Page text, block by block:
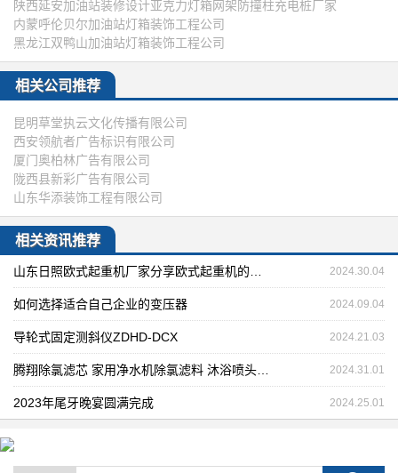
陕西延安加油站装修设计亚克力灯箱网架防撞柱充电桩厂家
内蒙呼伦贝尔加油站灯箱装饰工程公司
黑龙江双鸭山加油站灯箱装饰工程公司
相关公司推荐
昆明草堂执云文化传播有限公司
西安领航者广告标识有限公司
厦门奥柏林广告有限公司
陇西县新彩广告有限公司
山东华添装饰工程有限公司
相关资讯推荐
2024.30.04
如何选择适合自己企业的变压器 2024.09.04
导轮式固定测斜仪ZDHD-DCX 2024.21.03
2024.31.01
2023年尾牙晚宴圆满完成 2024.25.01